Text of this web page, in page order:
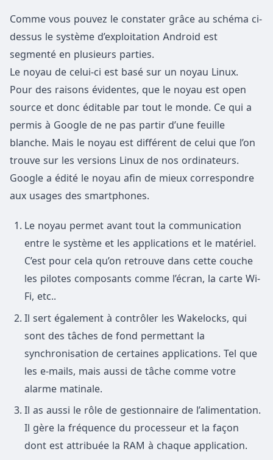
Comme vous pouvez le constater grâce au schéma ci-
dessus le système d’exploitation Android est
segmenté en plusieurs parties.
Le noyau de celui-ci est basé sur un noyau Linux.
Pour des raisons évidentes, que le noyau est open
source et donc éditable par tout le monde. Ce qui a
permis à Google de ne pas partir d’une feuille
blanche. Mais le noyau est différent de celui que l’on
trouve sur les versions Linux de nos ordinateurs.
Google a édité le noyau afin de mieux correspondre
aux usages des smartphones.
Le noyau permet avant tout la communication
entre le système et les applications et le matériel.
C’est pour cela qu’on retrouve dans cette couche
les pilotes composants comme l’écran, la carte Wi-
Fi, etc..
Il sert également à contrôler les Wakelocks, qui
sont des tâches de fond permettant la
synchronisation de certaines applications. Tel que
les e-mails, mais aussi de tâche comme votre
alarme matinale.
Il as aussi le rôle de gestionnaire de l’alimentation.
Il gère la fréquence du processeur et la façon
dont est attribuée la RAM à chaque application.